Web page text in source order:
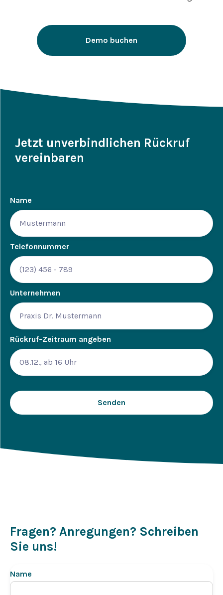
Demo buchen
Jetzt unverbindlichen Rückruf
vereinbaren
Name
Telefonnummer
Unternehmen
Rückruf-Zeitraum angeben
Fragen? Anregungen? Schreiben
Sie uns!
Name